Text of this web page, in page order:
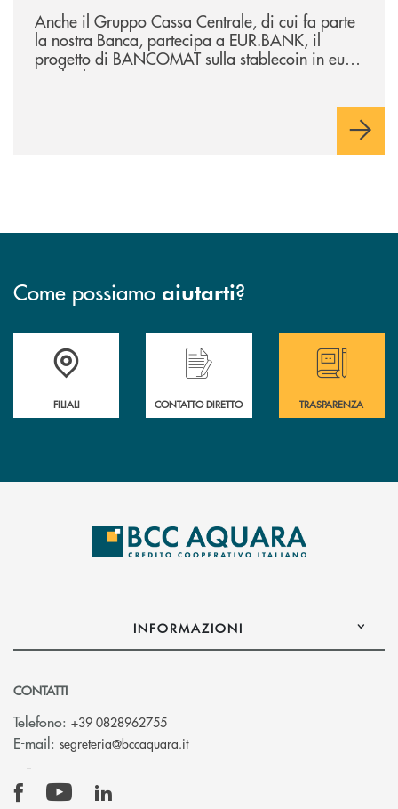
Anche il Gruppo Cassa Centrale, di cui fa parte
la nostra Banca, partecipa a EUR.BANK, il
progetto di BANCOMAT sulla stablecoin in euro
e sul relativo ecosistema
Come possiamo aiutarti?
Trova la filiale più vicina a te
FILIALI
Hai bisogno di assistenza immediata ?
CONTATTO DIRETTO
Hai bisogno di
TRASPARENZA
INFORMAZIONI
CONTATTI
Telefono: +39 0828962755
E-mail: segreteria@bccaquara.it(si apre l’app di posta elettronica)